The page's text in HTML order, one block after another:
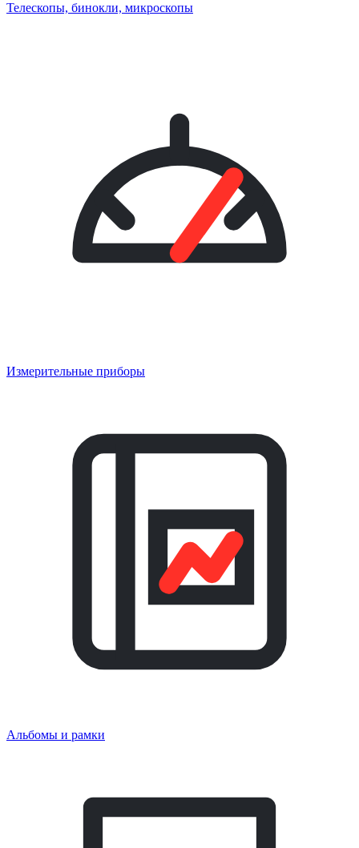
Телескопы, бинокли, микроскопы
Измерительные приборы
Альбомы и рамки